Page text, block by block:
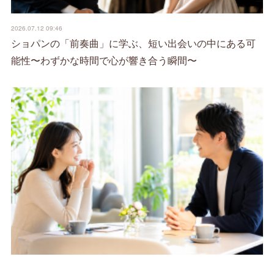
2026.07.12 09:46
ショパンの「前奏曲」に学ぶ、短い出会いの中にある可
能性〜わずかな時間で心が響き合う瞬間〜